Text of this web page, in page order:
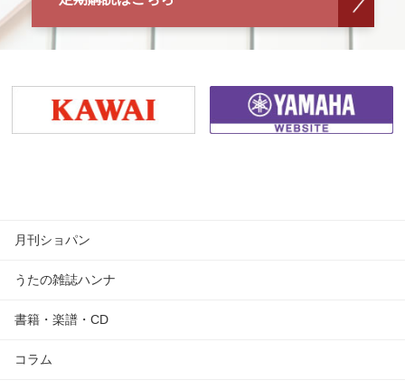
月刊ショパン
うたの雑誌ハンナ
書籍・楽譜・CD
コラム